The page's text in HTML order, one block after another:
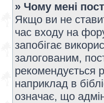
» Чому мені
Якщо ви не
час входу на
запобігає
залогованим,
рекомендується
наприклад в
означає, що